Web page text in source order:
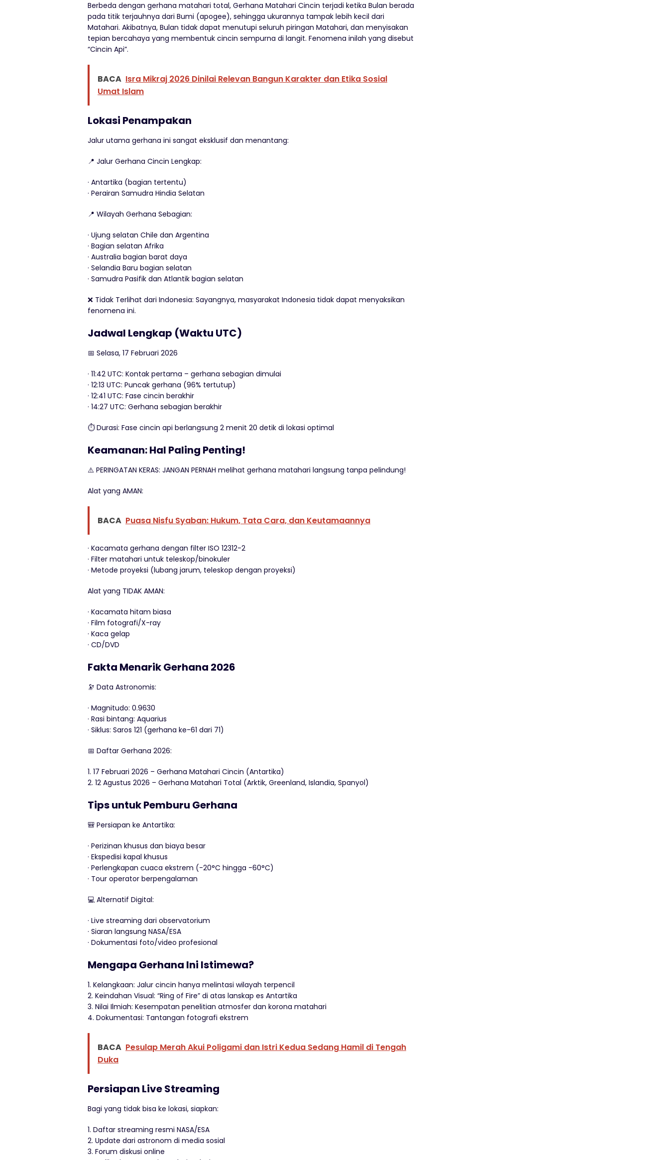
Berbeda dengan gerhana matahari total, Gerhana Matahari Cincin terjadi ketika Bulan berada
pada titik terjauhnya dari Bumi (apogee), sehingga ukurannya tampak lebih kecil dari
Matahari. Akibatnya, Bulan tidak dapat menutupi seluruh piringan Matahari, dan menyisakan
tepian bercahaya yang membentuk cincin sempurna di langit. Fenomena inilah yang disebut
“Cincin Api”.
BACA Isra Mikraj 2026 Dinilai Relevan Bangun Karakter dan Etika Sosial
Umat Islam
Lokasi Penampakan
Jalur utama gerhana ini sangat eksklusif dan menantang:
📍 Jalur Gerhana Cincin Lengkap:
· Antartika (bagian tertentu)
· Perairan Samudra Hindia Selatan
📍 Wilayah Gerhana Sebagian:
· Ujung selatan Chile dan Argentina
· Bagian selatan Afrika
· Australia bagian barat daya
· Selandia Baru bagian selatan
· Samudra Pasifik dan Atlantik bagian selatan
❌ Tidak Terlihat dari Indonesia: Sayangnya, masyarakat Indonesia tidak dapat menyaksikan
fenomena ini.
Jadwal Lengkap (Waktu UTC)
📅 Selasa, 17 Februari 2026
· 11:42 UTC: Kontak pertama – gerhana sebagian dimulai
· 12:13 UTC: Puncak gerhana (96% tertutup)
· 12:41 UTC: Fase cincin berakhir
· 14:27 UTC: Gerhana sebagian berakhir
⏱️ Durasi: Fase cincin api berlangsung 2 menit 20 detik di lokasi optimal
Keamanan: Hal Paling Penting!
⚠️ PERINGATAN KERAS: JANGAN PERNAH melihat gerhana matahari langsung tanpa pelindung!
Alat yang AMAN:
BACA Puasa Nisfu Syaban: Hukum, Tata Cara, dan Keutamaannya
· Kacamata gerhana dengan filter ISO 12312-2
· Filter matahari untuk teleskop/binokuler
· Metode proyeksi (lubang jarum, teleskop dengan proyeksi)
Alat yang TIDAK AMAN:
· Kacamata hitam biasa
· Film fotografi/X-ray
· Kaca gelap
· CD/DVD
Fakta Menarik Gerhana 2026
🔭 Data Astronomis:
· Magnitudo: 0.9630
· Rasi bintang: Aquarius
· Siklus: Saros 121 (gerhana ke-61 dari 71)
📅 Daftar Gerhana 2026:
1. 17 Februari 2026 – Gerhana Matahari Cincin (Antartika)
2. 12 Agustus 2026 – Gerhana Matahari Total (Arktik, Greenland, Islandia, Spanyol)
Tips untuk Pemburu Gerhana
🎒 Persiapan ke Antartika:
· Perizinan khusus dan biaya besar
· Ekspedisi kapal khusus
· Perlengkapan cuaca ekstrem (-20°C hingga -60°C)
· Tour operator berpengalaman
💻 Alternatif Digital:
· Live streaming dari observatorium
· Siaran langsung NASA/ESA
· Dokumentasi foto/video profesional
Mengapa Gerhana Ini Istimewa?
1. Kelangkaan: Jalur cincin hanya melintasi wilayah terpencil
2. Keindahan Visual: “Ring of Fire” di atas lanskap es Antartika
3. Nilai Ilmiah: Kesempatan penelitian atmosfer dan korona matahari
4. Dokumentasi: Tantangan fotografi ekstrem
BACA Pesulap Merah Akui Poligami dan Istri Kedua Sedang Hamil di Tengah
Duka
Persiapan Live Streaming
Bagi yang tidak bisa ke lokasi, siapkan:
1. Daftar streaming resmi NASA/ESA
2. Update dari astronom di media sosial
3. Forum diskusi online